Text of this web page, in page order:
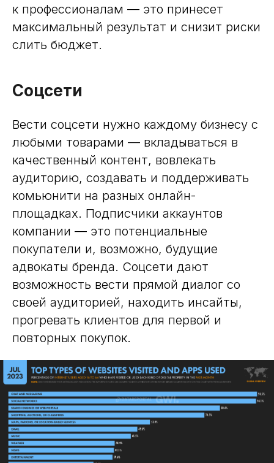
к профессионалам — это принесет
максимальный результат и снизит риски
слить бюджет.
Соцсети
Вести соцсети нужно каждому бизнесу с
любыми товарами — вкладываться в
качественный контент, вовлекать
аудиторию, создавать и поддерживать
комьюнити на разных онлайн-
площадках. Подписчики аккаунтов
компании — это потенциальные
покупатели и, возможно, будущие
адвокаты бренда. Соцсети дают
возможность вести прямой диалог со
своей аудиторией, находить инсайты,
прогревать клиентов для первой и
повторных покупок.